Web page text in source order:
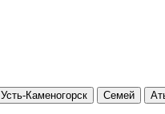
Усть-Каменогорск Семей